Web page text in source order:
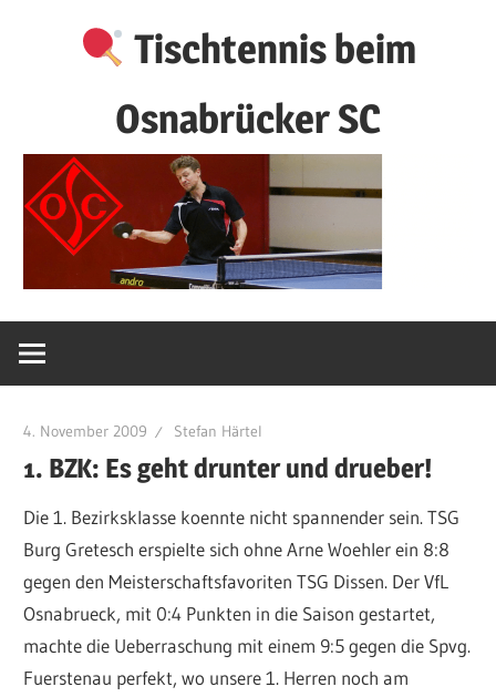
Tischtennis beim
Osnabrücker SC
4. November 2009 Stefan Härtel
1. BZK: Es geht drunter und drueber!
Die 1. Bezirksklasse koennte nicht spannender sein. TSG
Burg Gretesch erspielte sich ohne Arne Woehler ein 8:8
gegen den Meisterschaftsfavoriten TSG Dissen. Der VfL
Osnabrueck, mit 0:4 Punkten in die Saison gestartet,
machte die Ueberraschung mit einem 9:5 gegen die Spvg.
Fuerstenau perfekt, wo unsere 1. Herren noch am